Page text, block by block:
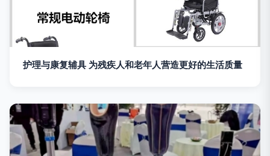
护理与康复辅具 为残疾人和老年人营造更好的生活质量